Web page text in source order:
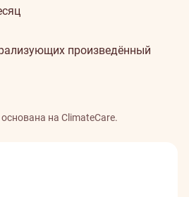
произведённый
на ClimateCare.